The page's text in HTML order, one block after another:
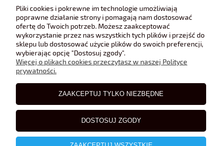
POMOC
POLECANE STRONY
BLOG
Pliki cookies i pokrewne im technologie umożliwiają
poprawne działanie strony i pomagają nam dostosować
ofertę do Twoich potrzeb. Możesz zaakceptować
wykorzystanie przez nas wszystkich tych plików i przejść do
sklepu lub dostosować użycie plików do swoich preferencji,
wybierając opcję "Dostosuj zgody".
Więcej o plikach cookies przeczytasz w naszej Polityce
prywatności.
ZAAKCEPTUJ TYLKO NIEZBĘDNE
DOSTOSUJ ZGODY